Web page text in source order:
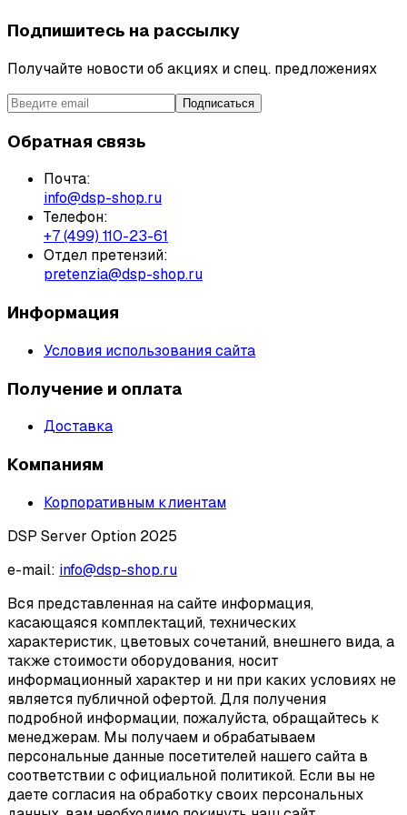
Подпишитесь на рассылку
Получайте новости об акциях и спец. предложениях
Подписаться
Обратная связь
Почта:
info@dsp-shop.ru
Телефон:
+7 (499) 110-23-61
Отдел претензий:
pretenzia@dsp-shop.ru
Информация
Условия использования сайта
Получение и оплата
Доставка
Компаниям
Корпоративным клиентам
DSP Server Option 2025
e-mail: info@dsp-shop.ru
Вся представленная на сайте информация,
касающаяся комплектаций, технических
характеристик, цветовых сочетаний, внешнего вида, а
также стоимости оборудования, носит
информационный характер и ни при каких условиях не
является публичной офертой. Для получения
подробной информации, пожалуйста, обращайтесь к
менеджерам. Мы получаем и обрабатываем
персональные данные посетителей нашего сайта в
соответствии с официальной политикой. Если вы не
даете согласия на обработку своих персональных